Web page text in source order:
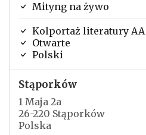
Mityng na żywo
Kolportaż literatury AA
Otwarte
Polski
Stąporków
1 Maja 2a
26-220 Stąporków
Polska